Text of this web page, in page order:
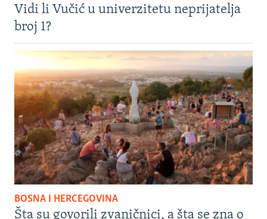
Vidi li Vučić u univerzitetu neprijatelja
broj 1?
BOSNA I HERCEGOVINA
Šta su govorili zvaničnici, a šta se zna o